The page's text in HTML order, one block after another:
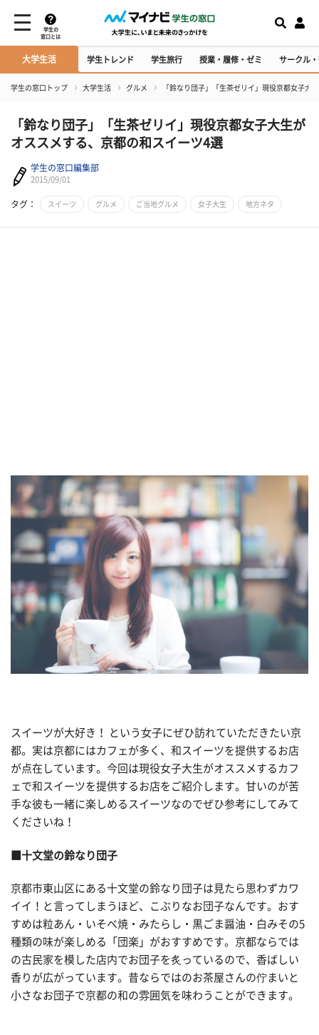
学生の
窓口とは
大学生活 学生トレンド 学生旅行 授業・履修・ゼミ サークル
学生の窓口トップ 大学生活 グルメ 「鈴なり団子」「生茶ゼリイ」現役京都女子大
「鈴なり団子」「生茶ゼリイ」現役京都女子大生が
オススメする、京都の和スイーツ4選
学生の窓口編集部
2015/09/01
タグ： スイーツ グルメ ご当地グルメ 女子大生 地方ネタ
スイーツが大好き！ という女子にぜひ訪れていただきたい京
都。実は京都にはカフェが多く、和スイーツを提供するお店
が点在しています。今回は現役女子大生がオススメするカフ
ェで和スイーツを提供するお店をご紹介します。甘いのが苦
手な彼も一緒に楽しめるスイーツなのでぜひ参考にしてみて
くださいね！
■十文堂の鈴なり団子
京都市東山区にある十文堂の鈴なり団子は見たら思わずカワ
イイ！と言ってしまうほど、こぶりなお団子なんです。おす
すめは粒あん・いそべ焼・みたらし・黒ごま醤油・白みその5
種類の味が楽しめる「団楽」がおすすめです。京都ならでは
の古民家を模した店内でお団子を炙っているので、香ばしい
香りが広がっています。昔ならではのお茶屋さんの佇まいと
小さなお団子で京都の和の雰囲気を味わうことができます。